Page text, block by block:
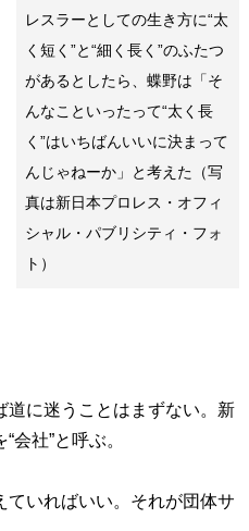
レスラーとしての生き方に“太
く短く”と“細く長く”のふたつ
があるとしたら、蝶野は「そ
んなこといったって“太く長
く”はいちばんいいに決まって
んじゃねーか」と考えた（写
真は新日本プロレス・オフィ
シャル・パブリシティ・フォ
ト）
に迷うことはまずない。新
社”と呼ぶ。
いればいい。それが団体サ